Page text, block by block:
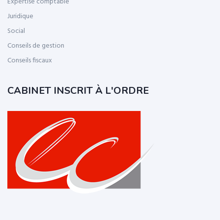
Juridique
Social
Conseils de gestion
Conseils fiscaux
CABINET INSCRIT À L'ORDRE